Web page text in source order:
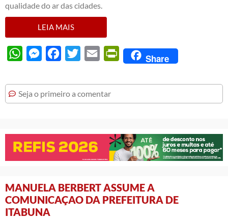
qualidade do ar das cidades.
LEIA MAIS
WhatsAppMessengerFacebook
Twitter Email PrintFriendly
Share
Seja o primeiro a comentar
MANUELA BERBERT ASSUME A
COMUNICAÇAO DA PREFEITURA DE
ITABUNA